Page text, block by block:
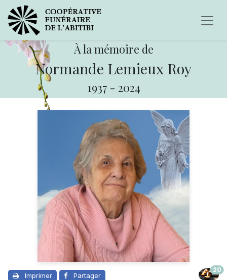
À la mémoire de
Normande Lemieux Roy
1937 - 2024
Imprimer Partager
20